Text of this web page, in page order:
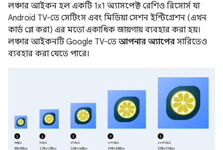
লঞ্চার আইকন হল একটি 1x1 অ্যাসপেক্ট রেশিও রিসোর্স যা
Android TV-তে সেটিংস এবং মিডিয়া সেশন ইন্টিগ্রেশন (এখন
কার্ড প্লে করা) এর মতো একাধিক জায়গায় ব্যবহার করা হয়।
লঞ্চার আইকনটি Google TV-তেআপনার অ্যাপের সারিতেও
ব্যবহার করা যেতে পারে।